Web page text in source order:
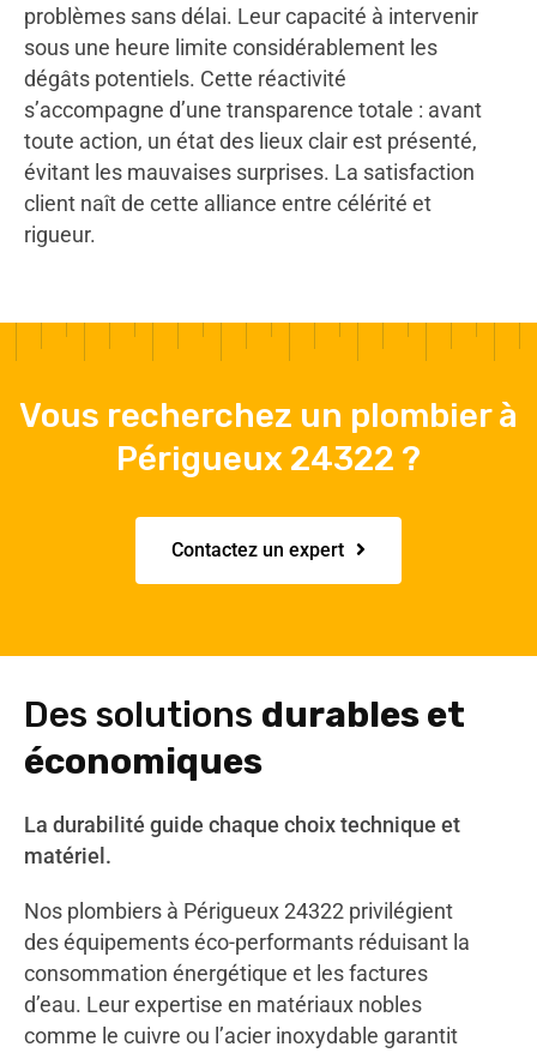
problèmes sans délai. Leur capacité à intervenir
sous une heure limite considérablement les
dégâts potentiels. Cette réactivité
s’accompagne d’une transparence totale : avant
toute action, un état des lieux clair est présenté,
évitant les mauvaises surprises. La satisfaction
client naît de cette alliance entre célérité et
rigueur.
Vous recherchez un plombier à
Périgueux 24322 ?
Contactez un expert
Des solutions durables et
économiques
La durabilité guide chaque choix technique et
matériel.
Nos plombiers à Périgueux 24322 privilégient
des équipements éco-performants réduisant la
consommation énergétique et les factures
d’eau. Leur expertise en matériaux nobles
comme le cuivre ou l’acier inoxydable garantit